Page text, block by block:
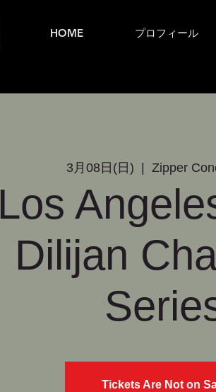
HOME プロフィール
3月08日(日)
  |
Zipper
Los
Dilijan
Tickets Are Not on